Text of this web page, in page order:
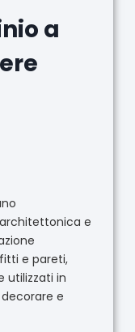
a
e
e pareti,
utilizzati in
e